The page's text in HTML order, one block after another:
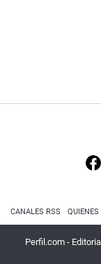
CANALES RSS
Perfil.com -